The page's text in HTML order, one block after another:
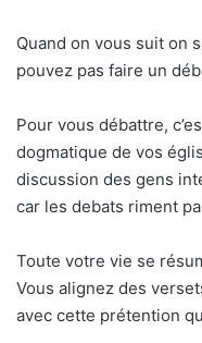
Quand on vous suit on
pouvez pas faire un
Pour vous débattre,
dogmatique de vos
discussion des gens
car les debats riment
Toute votre vie se
Vous alignez des
avec cette prétention